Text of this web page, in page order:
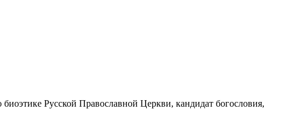
Русской Православной Церкви, кандидат богословия,